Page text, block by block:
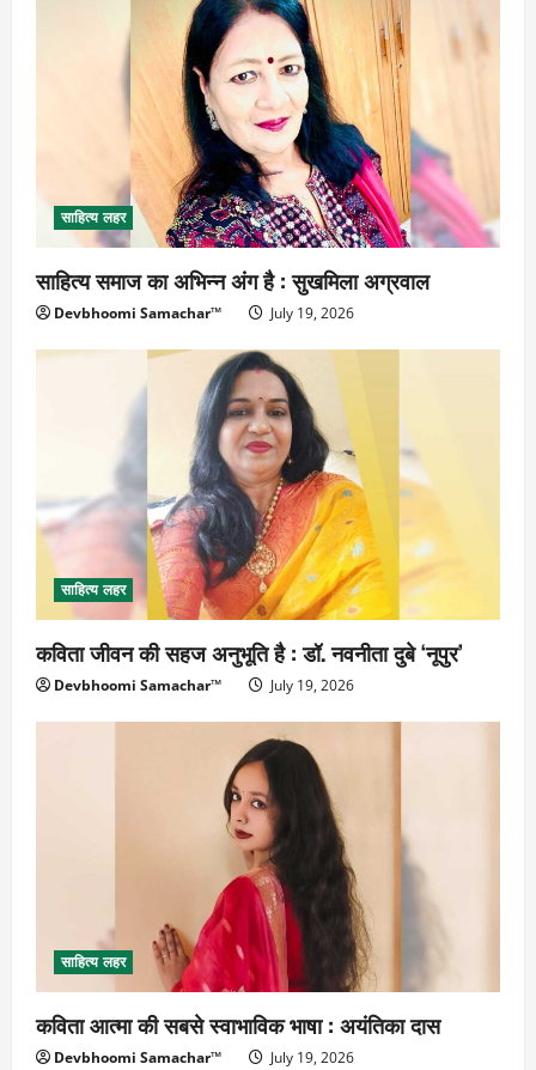
साहित्य लहर
साहित्य समाज का अभिन्न अंग है : सुखमिला अग्रवाल
Devbhoomi Samachar™ July 19, 2026
साहित्य लहर
कविता जीवन की सहज अनुभूति है : डॉ. नवनीता दुबे ‘नूपुर’
Devbhoomi Samachar™ July 19, 2026
साहित्य लहर
कविता आत्मा की सबसे स्वाभाविक भाषा : अयंतिका दास
Devbhoomi Samachar™ July 19, 2026